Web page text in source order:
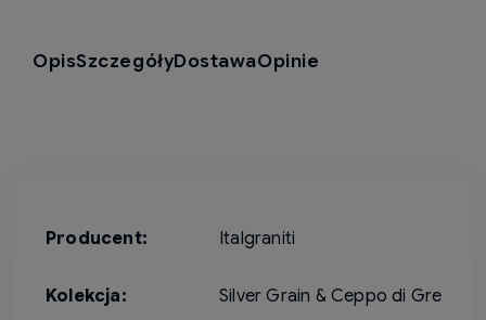
OpisSzczegółyDostawaOpinie
Producent: Italgraniti
Kolekcja: Silver Grain & Ceppo di Gre